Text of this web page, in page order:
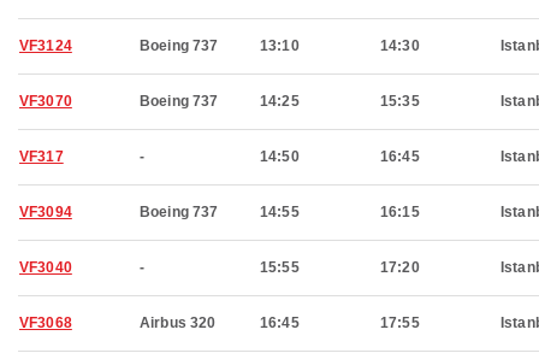
VF3124 Boeing 737 13:10 14:30
VF3070 Boeing 737 14:25 15:35
VF317 - 14:50 16:45
VF3094 Boeing 737 14:55 16:15
VF3040 - 15:55 17:20
VF3068 Airbus 320 16:45 17:55